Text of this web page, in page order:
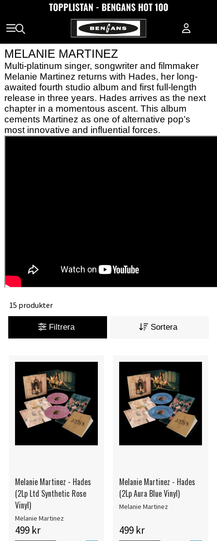
MELANIE MARTINEZ
Multi-platinum singer, songwriter and filmmaker
Melanie Martinez returns with Hades, her long-
awaited fourth studio album and first full-length
release in three years. Hades arrives as the next
chapter in a momentous ascent. This album
cements Martinez as one of alternative pop’s
most innovative and influential forces.
15 produkter
Filtrera Sortera
Melanie Martinez - Hades
(2Lp Ltd Synthetic Rose
Vinyl)
Melanie Martinez
499 kr
Melanie Martinez - Hades
(2Lp Aura Blue Vinyl)
Melanie Martinez
499 kr